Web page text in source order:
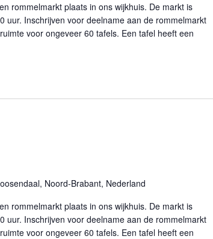
rommelmarkt plaats in ons wijkhuis. De markt is
uur. Inschrijven voor deelname aan de rommelmarkt
voor ongeveer 60 tafels. Een tafel heeft een
Noord-Brabant, Nederland
rommelmarkt plaats in ons wijkhuis. De markt is
uur. Inschrijven voor deelname aan de rommelmarkt
voor ongeveer 60 tafels. Een tafel heeft een